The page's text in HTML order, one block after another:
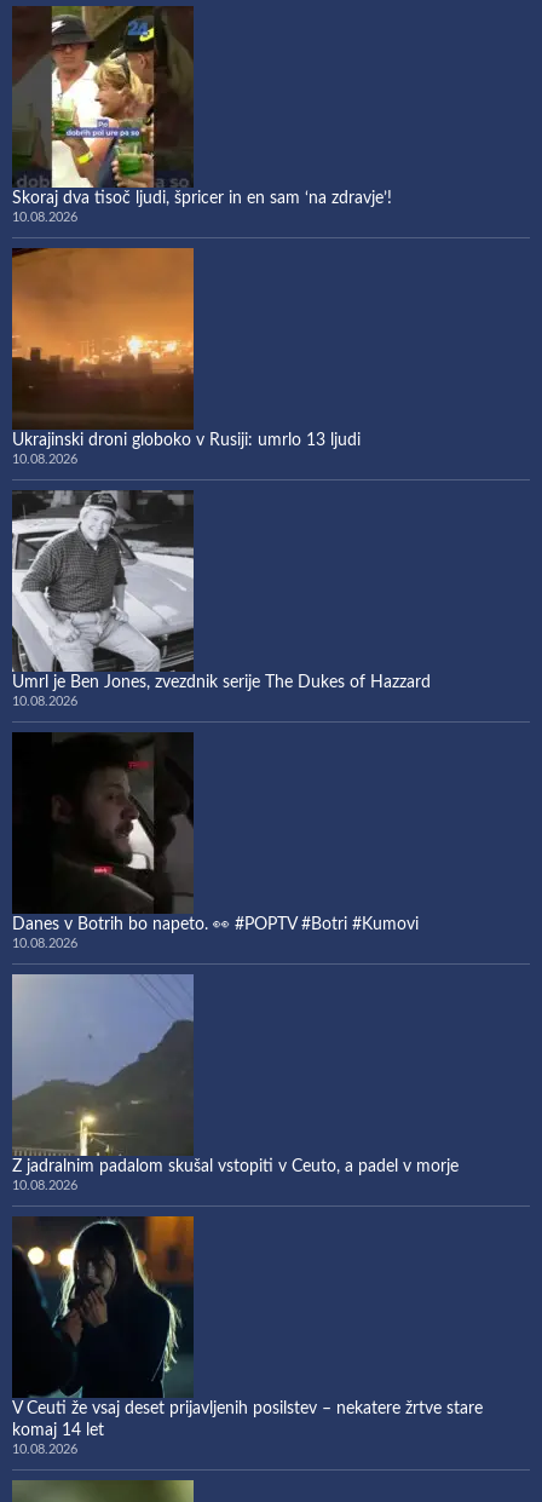
Skoraj dva tisoč ljudi, špricer in en sam ‘na zdravje’!
10.08.2026
Ukrajinski droni globoko v Rusiji: umrlo 13 ljudi
10.08.2026
Umrl je Ben Jones, zvezdnik serije The Dukes of Hazzard
10.08.2026
Danes v Botrih bo napeto. 👀 #POPTV #Botri #Kumovi
10.08.2026
Z jadralnim padalom skušal vstopiti v Ceuto, a padel v morje
10.08.2026
V Ceuti že vsaj deset prijavljenih posilstev – nekatere žrtve stare
komaj 14 let
10.08.2026